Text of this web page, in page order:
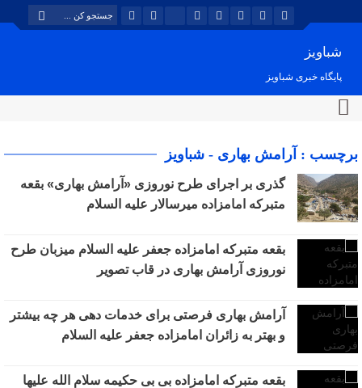
شباویز
پایگاه خبری شباویز
برچسب : آرامش بهاری - شباویز
گذری بر اجرای طرح نوروزی «آرامش بهاری» بقعه
متبرکه امامزاده میرسالار علیه السلام
بقعه متبرکه امامزاده جعفر علیه السلام میزبان طرح
نوروزی آرامش بهاری در قاب تصویر
آرامش بهاری فرصتی برای خدمات دهی هر چه بیشتر
و بهتر به زائران امامزاده جعفر علیه السلام
بقعه متبرکه امامزاده بی بی حکیمه سلام الله علیها